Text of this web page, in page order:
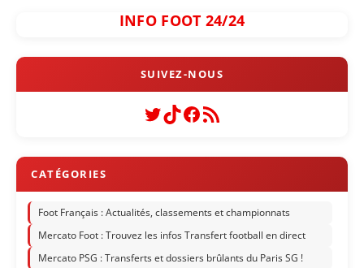
INFO FOOT 24/24
Twitter
TikTok
Facebook
Flux RSS
Foot Français : Actualités, classements et championnats
Mercato Foot : Trouvez les infos Transfert football en direct
Mercato PSG : Transferts et dossiers brûlants du Paris SG !